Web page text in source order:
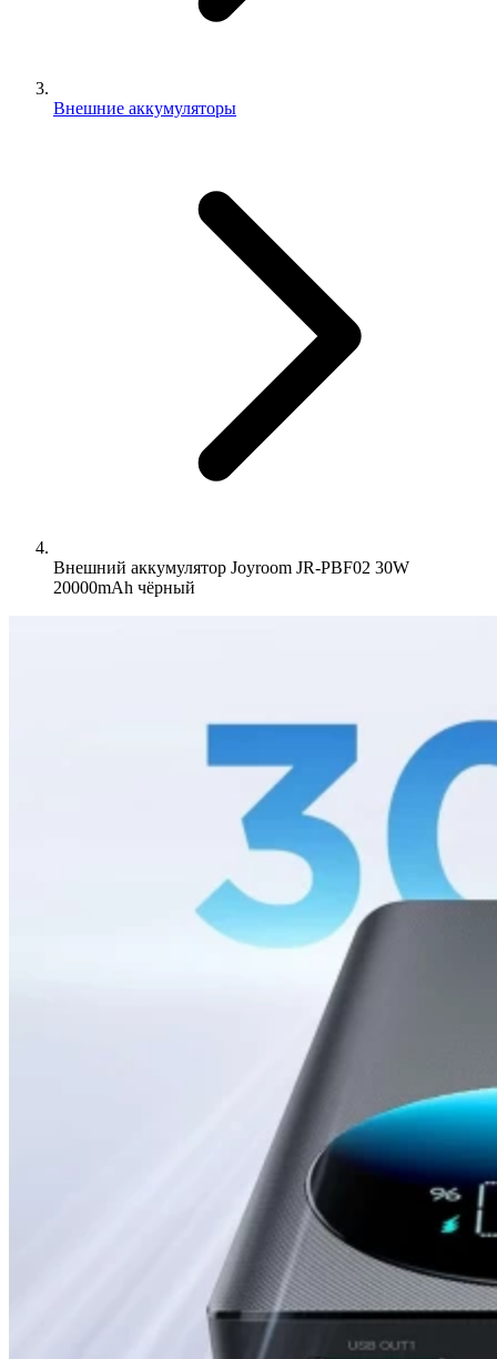
Внешние аккумуляторы
Внешний аккумулятор Joyroom JR-PBF02 30W
20000mAh чёрный